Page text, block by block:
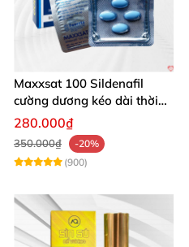
Maxxsat 100 Sildenafil
cường dương kéo dài thời
gian cho nam
280.000₫
350.000₫
-20%
(900)